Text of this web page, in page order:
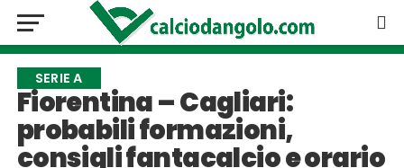
SERIE A
Fiorentina – Cagliari:
probabili formazioni,
consigli fantacalcio e orario